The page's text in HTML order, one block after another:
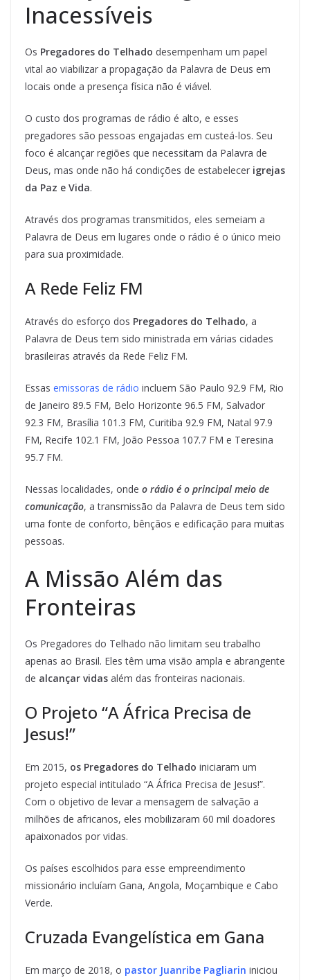
Inacessíveis
Os Pregadores do Telhado desempenham um papel
vital ao viabilizar a propagação da Palavra de Deus em
locais onde a presença física não é viável.
O custo dos programas de rádio é alto, e esses
pregadores são pessoas engajadas em custeá-los. Seu
foco é alcançar regiões que necessitam da Palavra de
Deus, mas onde não há condições de estabelecer igrejas
da Paz e Vida.
Através dos programas transmitidos, eles semeiam a
Palavra de Deus em lugares onde o rádio é o único meio
para sua proximidade.
A Rede Feliz FM
Através do esforço dos Pregadores do Telhado, a
Palavra de Deus tem sido ministrada em várias cidades
brasileiras através da Rede Feliz FM.
Essas emissoras de rádio incluem São Paulo 92.9 FM, Rio
de Janeiro 89.5 FM, Belo Horizonte 96.5 FM, Salvador
92.3 FM, Brasília 101.3 FM, Curitiba 92.9 FM, Natal 97.9
FM, Recife 102.1 FM, João Pessoa 107.7 FM e Teresina
95.7 FM.
Nessas localidades, onde o rádio é o principal meio de
comunicação, a transmissão da Palavra de Deus tem sido
uma fonte de conforto, bênçãos e edificação para muitas
pessoas.
A Missão Além das
Fronteiras
Os Pregadores do Telhado não limitam seu trabalho
apenas ao Brasil. Eles têm uma visão ampla e abrangente
de alcançar vidas além das fronteiras nacionais.
O Projeto “A África Precisa de
Jesus!”
Em 2015, os Pregadores do Telhado iniciaram um
projeto especial intitulado “A África Precisa de Jesus!”.
Com o objetivo de levar a mensagem de salvação a
milhões de africanos, eles mobilizaram 60 mil doadores
apaixonados por vidas.
Os países escolhidos para esse empreendimento
missionário incluíam Gana, Angola, Moçambique e Cabo
Verde.
Cruzada Evangelística em Gana
Em março de 2018, o pastor Juanribe Pagliarin iniciou